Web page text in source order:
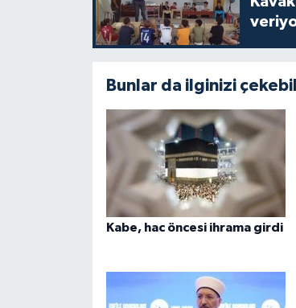
Bunlar da ilginizi
Kabe, hac öncesi ihrama girdi
İstanbul Müftülüğü
İzmir Müftülüğü
Kahramanmaraş Müftülüğü
Karabük Müftülüğü
Karaman Müftülüğü
Kars Müftülüğü